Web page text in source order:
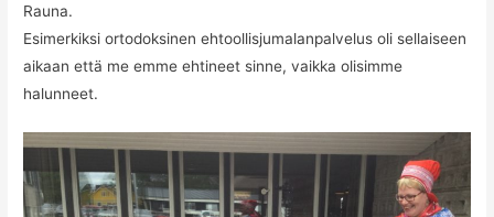
Rauna.
Esimerkiksi ortodoksinen ehtoollisjumalanpalvelus oli sellaiseen
aikaan että me emme ehtineet sinne, vaikka olisimme
halunneet.